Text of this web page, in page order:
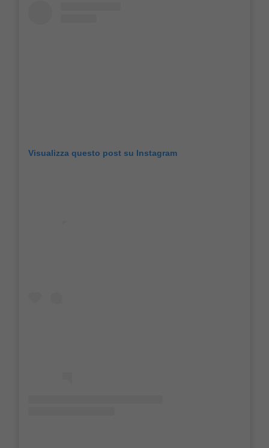
Visualizza questo post su Instagram